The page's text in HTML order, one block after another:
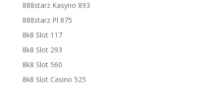
888starz Kasyno 893
888starz Pl 875
8k8 Slot 117
8k8 Slot 293
8k8 Slot 560
8k8 Slot Casino 525